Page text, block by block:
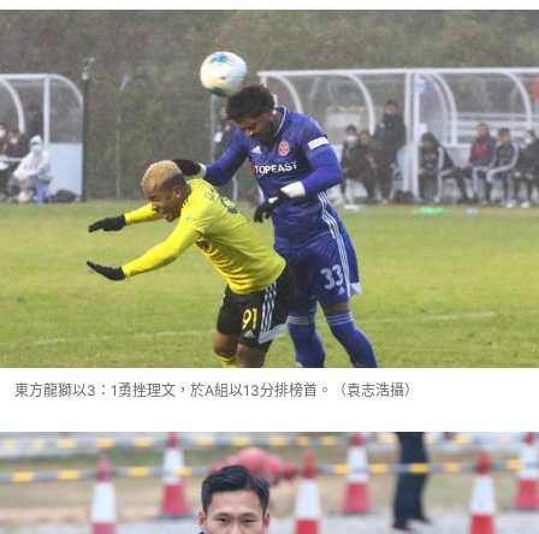
東方龍獅以3：1勇挫理文，於A組以13分排榜首。（袁志浩攝）